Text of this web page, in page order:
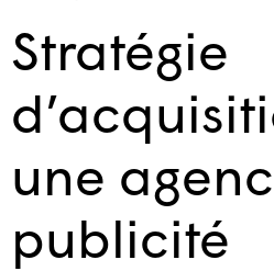
Stratégie
une
publicité